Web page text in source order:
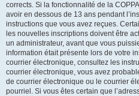
corrects. Si la fonctionnalité de la
avoir en dessous de 13 ans pendant
instructions que vous avez reçues.
les nouvelles inscriptions doivent être
un administrateur, avant que vous
information était présente lors de votre
courrier électronique, consultez les
courrier électronique, vous avez
de courrier électronique ou le courrier
pourriel. Si vous êtes certain que